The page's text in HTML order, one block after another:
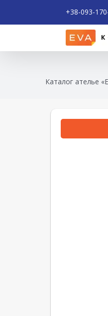
+38-093-
Каталог ателье